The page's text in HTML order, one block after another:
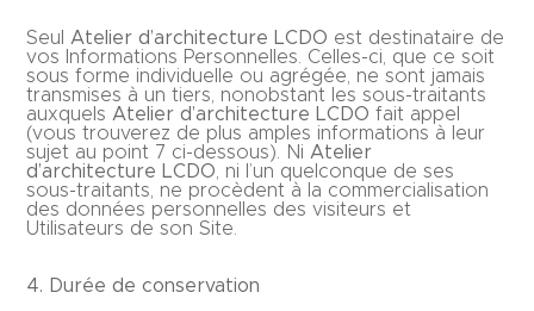
Seul Atelier d’architecture LCDO est destinataire de
vos Informations Personnelles. Celles-ci, que ce soit
sous forme individuelle ou agrégée, ne sont jamais
transmises à un tiers, nonobstant les sous-traitants
auxquels Atelier d’architecture LCDO fait appel
(vous trouverez de plus amples informations à leur
sujet au point 7 ci-dessous). Ni Atelier
d’architecture LCDO , ni l’un quelconque de ses
sous-traitants, ne procèdent à la commercialisation
des données personnelles des visiteurs et
Utilisateurs de son Site.
4. Durée de conservation